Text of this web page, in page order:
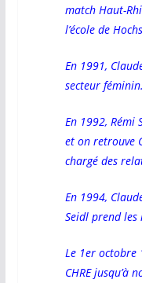
match Haut-
l’école de
En 1991,
secteur féminin.
En 1992, Rémi
et on retrouve
chargé des
En 1994,
Seidl prend les
Le 1er octobre
CHRE jusqu’à